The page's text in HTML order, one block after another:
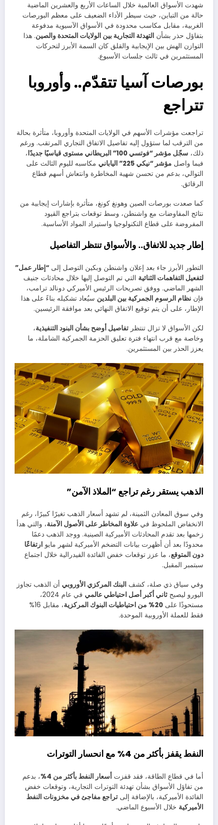
شهدت الأسواق العالمية خلال الساعات الأربع والعشرين الماضية
حالة من التباين، حيث سيطر الأداء الضعيف على معظم البورصات
الغربية، مقابل مكاسب محدودة في الأسواق الآسيوية مدفوعة
بتفاؤل حذر بشأن التهدئة التجارية بين الولايات المتحدة والصين. هذا
التوازن الهش بين الإيجابية والقلق كان السمة الأبرز لتحركات
المستثمرين في ثالث جلسات الأسبوع.
بورصات آسيا تتقدّم.. وأوروبا
تتراجع
تراجعت مؤشرات الأسهم في الولايات المتحدة وأوروبا، متأثرة بحالة
من الترقب لما ستؤول إليه تفاصيل الاتفاق التجاري المرتقب. ورغم
ذلك، سجّل مؤشر “فوتسي 100” البريطاني مستوى قياسيًا جديدًا
،
فيما واصل مؤشر “نيكي 225” الياباني
مكاسبه لليوم الثالث على
التوالي، بدعم من تحسن شهية المخاطرة وانتعاش أسهم قطاع
الرقائق.
كما صعدت بورصات الصين وهونغ كونغ، متأثرة بإشارات إيجابية من
نتائج المفاوضات مع واشنطن، وسط توقعات بتراجع القيود
المفروضة على قطاع التكنولوجيا واستيراد المواد الأساسية.
إطار جديد للاتفاق.. والأسواق تنتظر التفاصيل
التطور الأبرز جاء بعد إعلان واشنطن وبكين التوصل إلى “إطار عمل”
لتفعيل التفاهمات الثنائية التي تم التوصل إليها خلال محادثات جنيف
الشهر الماضي. ووفق تصريحات الرئيس الأميركي دونالد ترامب،
فإن نظام الرسوم الجمركية بين البلدين سيُعاد تشكيله بناءً على هذا
الإطار، على أن يتم توقيع الاتفاق النهائي بعد موافقة الرئيسين.
لكن الأسواق لا تزال تنتظر تفاصيل أوضح بشأن البنود التنفيذية،
وخاصة مع قرب انتهاء فترة تعليق الحزمة الجمركية الشاملة، ما
يعزز الحذر بين المستثمرين.
الذهب يستقر رغم تراجع “الملاذ الآمن”
وفي سوق المعادن الثمينة، لم تشهد أسعار الذهب تغيرًا كبيرًا، رغم
الانخفاض الملحوظ في علاوة المخاطر على الأصول الآمنة، والتي هدأ
زخمها بعد تقدم المحادثات الأميركية الصينية. ووجد الذهب دعمًا
محدودًا بعد أن أظهرت بيانات التضخم الأميركية لشهر مايو ارتفاعًا
دون المتوقع، ما عزز توقعات خفض الفائدة الفيدرالية خلال اجتماع
سبتمبر المقبل.
وفي سياق ذي صلة، كشف البنك المركزي الأوروبي أن الذهب تجاوز
اليورو ليصبح ثاني أكبر أصل احتياطي عالمي
في عام 2024،
مستحوذًا على 20% من احتياطيات البنوك المركزية
، مقابل 16%
فقط للعملة الأوروبية الموحدة.
النفط يقفز بأكثر من 4% مع انحسار التوترات
أما في قطاع الطاقة، فقد قفزت أسعار النفط بأكثر من 4%
، بدعم
من تفاؤل الأسواق بشأن تهدئة التوترات التجارية، وتوقعات خفض
الفائدة الأميركية، بالإضافة إلى تراجع مفاجئ في مخزونات النفط
الأميركية خلال الأسبوع الماضي.